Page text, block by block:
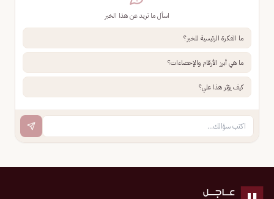
اسأل ما تريد عن هذا الخبر
ما الفكرة الرئيسية للخبر؟
ما هي أبرز الأرقام والإحصاءات؟
كيف يؤثر هذا علي؟